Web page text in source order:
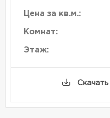
Цена за кв.м.:
Комнат:
Этаж: